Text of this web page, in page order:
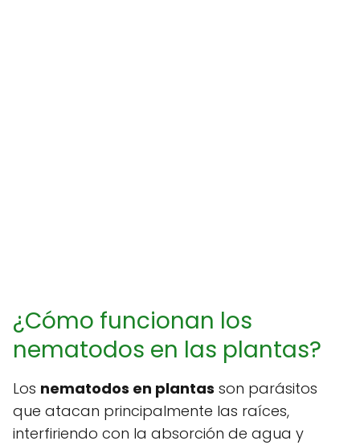
¿Cómo funcionan los
nematodos en las plantas?
Los nematodos en plantas son parásitos
que atacan principalmente las raíces,
interfiriendo con la absorción de agua y